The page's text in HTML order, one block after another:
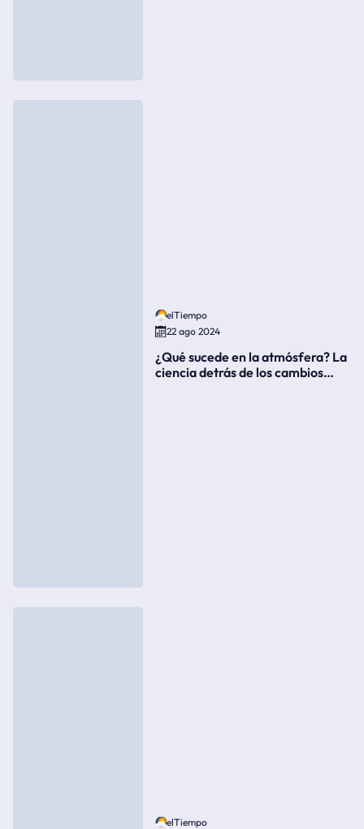
elTiempo
22 ago 2024
¿Qué sucede en la atmósfera? La
ciencia detrás de los cambios
elTiempo